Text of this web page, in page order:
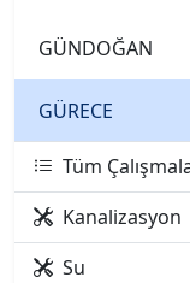
GÜNDOĞAN
GÜRECE
Tüm
Kanalizasyon
Su